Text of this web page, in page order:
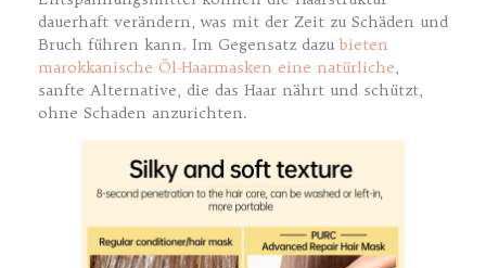
dauerhaft verändern, was mit der Zeit zu Schäden und
Bruch führen kann. Im Gegensatz dazu bieten
marokkanische Öl-Haarmasken eine natürliche,
sanfte Alternative, die das Haar nährt und schützt,
ohne Schaden anzurichten.